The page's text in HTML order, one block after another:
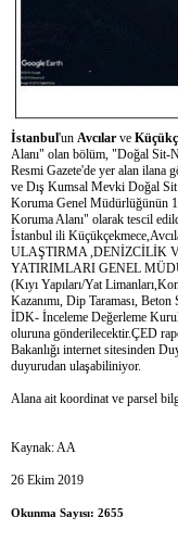
İstanbul'un Avcılar ve
Alanı" olan bölüm, "Doğal Sit-
Resmi Gazete'de yer alan ilana
ve Dış Kumsal Mevki Doğal Sit
Koruma Genel Müdürlüğünün
Koruma Alanı" olarak tescil
İstanbul ili
ULAŞTIRMA ,DENİZCİLİK
YATIRIMLARI GENEL
(Kıyı Yapıları/Yat
Kazanımı, Dip Taraması,
İDK- İnceleme Değerleme
oluruna gönderilecektir.ÇED
Bakanlığı internet sitesinden
duyurudan ulaşabiliniyor.
Alana ait koordinat ve parsel
Kaynak: AA
26 Ekim 2019
Okunma Sayısı: 2655